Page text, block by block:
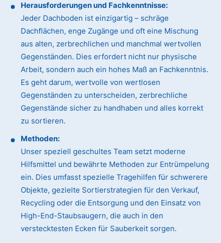
Herausforderungen und Fachkenntnisse:
Jeder Dachboden ist einzigartig – schräge
Dachflächen, enge Zugänge und oft eine Mischung
aus alten, zerbrechlichen und manchmal wertvollen
Gegenständen. Dies erfordert nicht nur physische
Arbeit, sondern auch ein hohes Maß an Fachkenntnis.
Es geht darum, wertvolle von wertlosen
Gegenständen zu unterscheiden, zerbrechliche
Gegenstände sicher zu handhaben und alles korrekt
zu sortieren.
Methoden:
Unser speziell geschultes Team setzt moderne
Hilfsmittel und bewährte Methoden zur Entrümpelung
ein. Dies umfasst spezielle Tragehilfen für schwerere
Objekte, gezielte Sortierstrategien für den Verkauf,
Recycling oder die Entsorgung und den Einsatz von
High-End-Staubsaugern, die auch in den
verstecktesten Ecken für Sauberkeit sorgen.